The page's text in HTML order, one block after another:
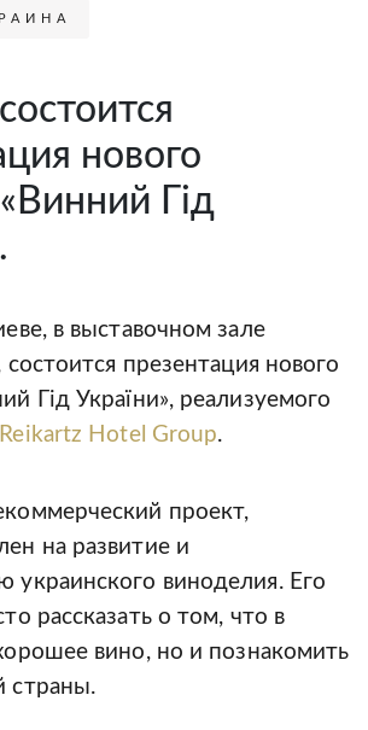
нового
Гід
в выставочном зале
презентация нового
Гід України», реализуемого
Reikartz Hotel Group.
проект,
на развитие и
украинского виноделия. Его
рассказать о том, что в
вино, но и познакомить
страны.